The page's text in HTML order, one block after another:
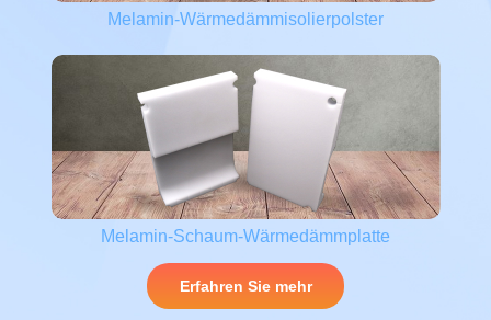
Melamin-Wärmedämmisolierpolster
Melamin-Schaum-Wärmedämmplatte
Erfahren Sie mehr